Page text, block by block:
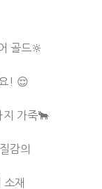
골드🔆
! 😌
가죽🐂
감의
소재